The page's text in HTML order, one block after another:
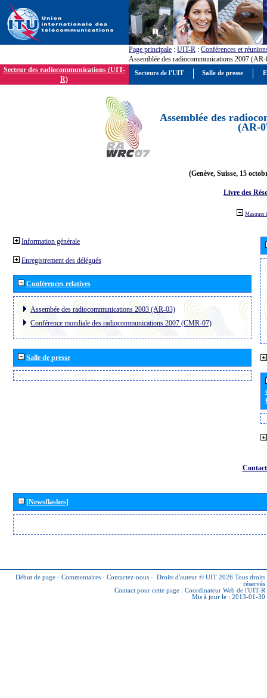
Page principale : UIT-R : Conférences et
Assemblée des radiocommunications 2007
Secteur des radiocommunications (UIT-
R)
Assemblée des
(AR-
(Genève, Suisse, 15
Livre des
Masquer
Information générale
Enregistrement des délégués
Conférences relatives
Assembée des radiocommunications 2003 (AR-03)
Conférence mondiale des radiocommunications 2007 (CMR-07)
Salle de presse
[Newsflashes]
Début de page - Commentaires - Contactez-nous - Droits d'auteur © UIT 2026 Tous droits
réservés
Contact pour cette page : Coordinateur Web de l'UIT-R
Mis à jour le : 2013-01-30
Secteurs de l'UIT Salle de presse